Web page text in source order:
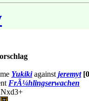
Yukikiagainst jeremyt
FrÃ¼hlingserwachen